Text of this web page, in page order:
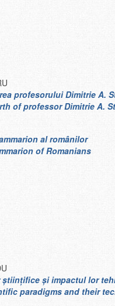
profesorului Dimitrie
of professor Dimitrie A.
al românilor
of Romanians
științifice și impactul lor
paradigms and their